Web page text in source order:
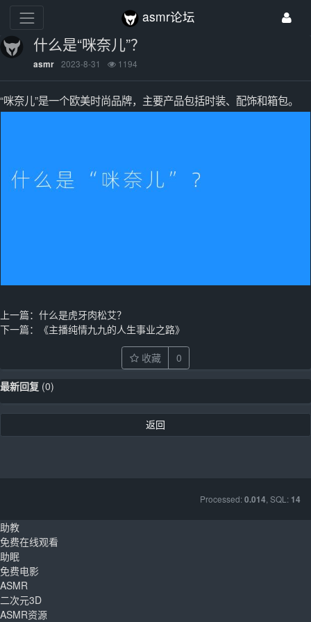
asmr论坛
什么是“咪奈儿”？
asmr 2023-8-31 1194
“咪奈儿”是一个欧美时尚品牌，主要产品包括时装、配饰和箱包。
上一篇： 什么是虎牙肉松艾？
下一篇：
《主播纯情九九的人生事业之路》
收藏 0
最新回复 (0)
返回
Processed:0.014 , SQL: 14
助教
免费在线观看
助眠
免费电影
ASMR
二次元3D
ASMR资源